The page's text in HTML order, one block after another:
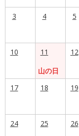
3 4 5
10
11
山の日
12
17
18 19
24 25 26